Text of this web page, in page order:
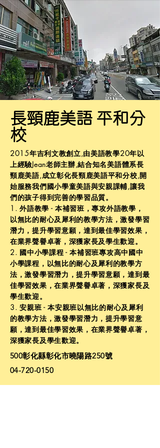
長頸鹿美語 平和分
校
2015年吉利文教創立,由美語教學20年以
上經驗Jean老師主辦,結合知名美語體系長
頸鹿美語,成立彰化長頸鹿美語平和分校,開
始服務我們國小學童美語與安親課輔,讓我
們的孩子得到完善的學習品質。
1. 外語教學 - 本補習班，專攻外語教學，
以無比的耐心及犀利的教學方法，激發學習
潛力，提升學習意願，達到最佳學習效果，
在業界聲譽卓著，深獲家長及學生歡迎。
2. 國中小學課程 - 本補習班專攻高中國中
小學課程，以無比的耐心及犀利的教學方
法，激發學習潛力，提升學習意願，達到最
佳學習效果，在業界聲譽卓著，深獲家長及
學生歡迎。
3. 安親班 - 本安親班以無比的耐心及犀利
的教學方法，激發學習潛力，提升學習意
願，達到最佳學習效果，在業界聲譽卓著，
深獲家長及學生歡迎。
500彰化縣彰化市曉陽路250號
04-720-0150